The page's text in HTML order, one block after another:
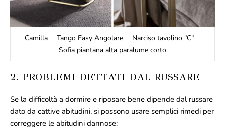
Camilla Tango Easy Angolare
Narciso tavolino "C"
Sofia piantana alta paralume corto
2. PROBLEMI DETTATI DAL RUSSARE
Se la difficoltà a dormire e riposare bene dipende dal russare
dato da cattive abitudini, si possono usare semplici rimedi per
correggere le abitudini dannose: